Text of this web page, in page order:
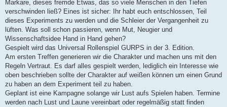
Markare, dieses fremde Etwas, das so viele Menschen in den Tiefen
verschwinden ließ? Eines ist sicher: Ihr habt euch entschlossen, Teil
dieses Experiments zu werden und die Schleier der Vergangenheit zu
lüften. Was soll schon passieren, wenn Mut, Neugier und
Wissenschaftsidee Hand in Hand gehen?
Gespielt wird das Universal Rollenspiel GURPS in der 3. Edition.
Am ersten Treffen generieren wir die Charakter und machen uns mit den
Regeln Vertraut. Es darf alles gespielt werden, lediglich ein Interesse wie
oben beschrieben sollte der Charakter auf weißen können um einen Grund
zu haben an dem Experiment teil zu haben.
Geplant ist eine Kampagne solange wir Lust aufs Spielen haben. Termine
werden nach Lust und Laune vereinbart oder regelmäßig statt finden